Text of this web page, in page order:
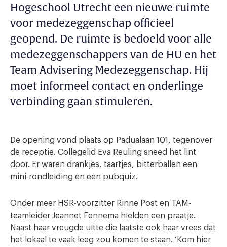
Hogeschool Utrecht een nieuwe ruimte
voor medezeggenschap officieel
geopend. De ruimte is bedoeld voor alle
medezeggenschappers van de HU en het
Team Advisering Medezeggenschap. Hij
moet informeel contact en onderlinge
verbinding gaan stimuleren.
De opening vond plaats op Padualaan 101, tegenover
de receptie. Collegelid Eva Reuling sneed het lint
door. Er waren drankjes, taartjes, bitterballen een
mini-rondleiding en een pubquiz.
Onder meer HSR-voorzitter Rinne Post en TAM-
teamleider Jeannet Fennema hielden een praatje.
Naast haar vreugde uitte die laatste ook haar vrees dat
het lokaal te vaak leeg zou komen te staan. ‘Kom hier